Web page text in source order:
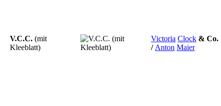
V.C.C. (mit
Kleeblatt)
Victoria Clock & Co.
/ Anton Maier